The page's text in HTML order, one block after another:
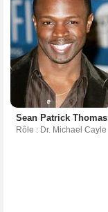
Sean Patrick Thomas
Rôle : Dr. Michael Cayle